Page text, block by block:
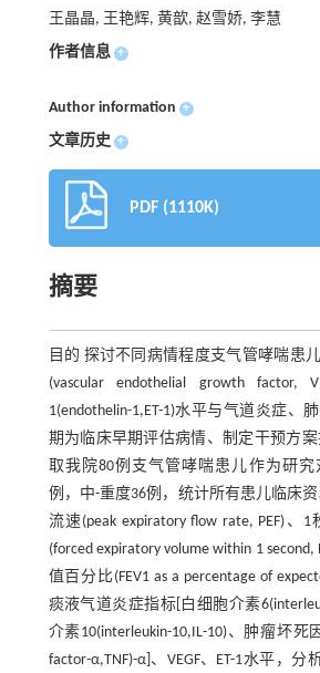
王晶晶, 王艳辉, 黄歆, 赵雪娇, 李慧
作者信息 +
Author information +
文章历史 +
PDF (1110K)
摘要
目的 探讨不同病情程度支气管哮喘患
(vascular endothelial growth
1(endothelin-1,ET-1)水平与气道炎症、
期为临床早期评估病情、制定干预方
取我院80例支气管哮喘患儿作为研究
例，中-重度36例，统计所有患儿临床
流速(peak expiratory flow rate, PEF)、
(forced expiratory volume within 1 second,
值百分比(FEV1 as a percentage of
痰液气道炎症指标[白细胞介素
介素10(interleukin-10,IL-10)、肿瘤坏死
factor-α,TNF)-α]、VEGF、ET-1水平，分